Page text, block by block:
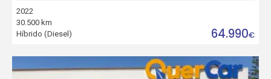
2022
30.500 km
Híbrido (Diesel)
64.990€